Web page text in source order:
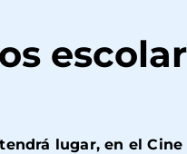
tendrá lugar, en el Cine